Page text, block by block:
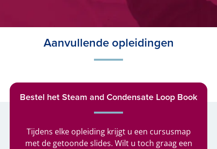
Aanvullende opleidingen
Bestel het Steam and Condensate Loop Book
Tijdens elke opleiding krijgt u een cursusmap
met de getoonde slides. Wilt u toch graag een